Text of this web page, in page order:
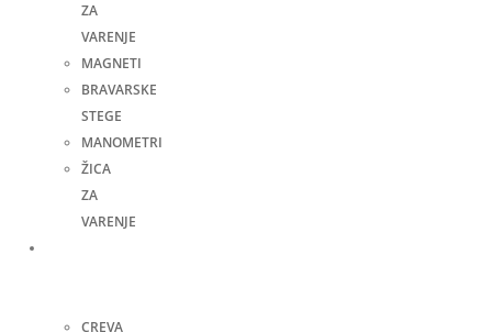
ZA
VARENJE
MAGNETI
BRAVARSKE
STEGE
MANOMETRI
ŽICA
ZA
VARENJE
CREVA